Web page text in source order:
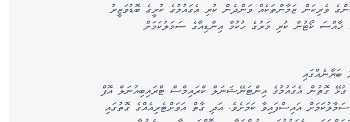
ވެރިކަން ޒަމާންތަކެއް ވަންދެން ކުރި އެގައުމުގެ ކުރީގެ ބޮޑުވަޒީރު
ކޯޓުން ކުރި މަރުގެ ހުކުމް އިންޑިއާގެ ސަމަލުކަމަށް
ގޮތުން އެގައުމުގެ އިންޓަނޭޝަނަލް ކްރައިމްސް ޓްރައިބިއުނަލް އޮފް
އައިސްފައިވާ ކަމަށެވެ. އަދި ގާތް އަވަށްޓެރިއެއްގެ ގޮތުގައި